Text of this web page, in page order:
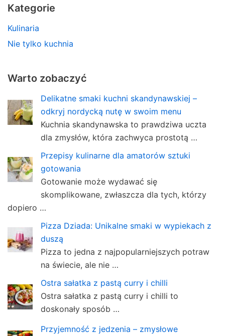
Kategorie
Kulinaria
Nie tylko kuchnia
Warto zobaczyć
Delikatne smaki kuchni skandynawskiej –
odkryj nordycką nutę w swoim menu
Kuchnia skandynawska to prawdziwa uczta
dla zmysłów, która zachwyca prostotą …
Przepisy kulinarne dla amatorów sztuki
gotowania
Gotowanie może wydawać się
skomplikowane, zwłaszcza dla tych, którzy
dopiero …
Pizza Dziada: Unikalne smaki w wypiekach z
duszą
Pizza to jedna z najpopularniejszych potraw
na świecie, ale nie …
Ostra sałatka z pastą curry i chilli
Ostra sałatka z pastą curry i chilli to
doskonały sposób …
Przyjemność z jedzenia – zmysłowe